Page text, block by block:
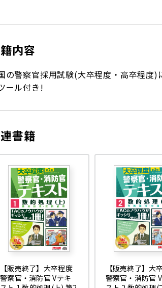
内容
の警察官採用試験(大卒程度・高卒程度
ール付き!
書籍
【販売終了】大卒程度
警察官・消防官 Vテキ
【販売終了】大
警察官・消防官